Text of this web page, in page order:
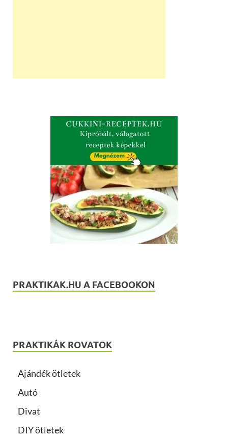
PRAKTIKAK.HU A FACEBOOKON
PRAKTIKÁK ROVATOK
Ajándék ötletek
Autó
Divat
DIY ötletek